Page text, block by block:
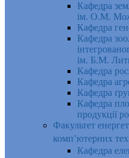
Кафедра
ім. О.М.
Кафедра
Кафедра
ім. Б.М.
Кафедра
Кафедра
Кафедра
Кафедра
продукції
Факультет
комп’ютерних
Кафедра